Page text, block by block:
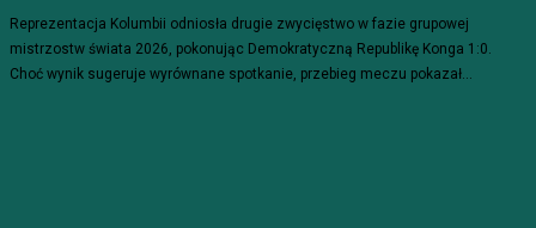
Reprezentacja Kolumbii odniosła drugie zwycięstwo w fazie grupowej
mistrzostw świata 2026, pokonując Demokratyczną Republikę Konga 1:0.
Choć wynik sugeruje wyrównane spotkanie, przebieg meczu pokazał...